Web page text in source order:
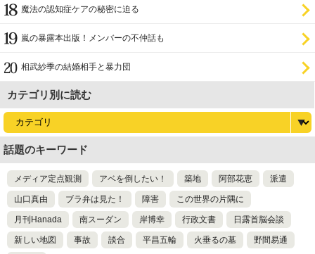
魔法の認知症ケアの秘密に迫る
嵐の暴露本出版！メンバーの不仲話も
相武紗季の結婚相手と暴力団
カテゴリ別に読む
話題のキーワード
メディア定点観測 アベを倒したい！ 築地 阿部花恵 派遣
山口真由 ブラ弁は見た！ 障害 この世界の片隅に
月刊Hanada 南スーダン 岸博幸 行政文書 日露首脳会談
新しい地図 事故 談合 平昌五輪 火垂るの墓 野間易通